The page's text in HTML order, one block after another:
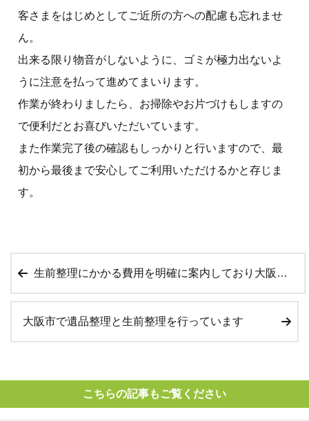
客さまをはじめとしてご近所の方への配慮も忘れませ
ん。
出来る限り物音がしないように、ゴミが極力出ないよ
うに注意を払って進めてまいります。
作業が終わりましたら、お掃除やお片づけもしますの
で便利だとお喜びいただいています。
また作業完了後の確認もしっかりと行いますので、最
初から最後まで安心してご利用いただけるかと存じま
す。
生前整理にかかる費用を明確に案内しており大阪でも良い評判をいただいています
大阪市で遺品整理と生前整理を行っています
こちらの記事もご覧ください